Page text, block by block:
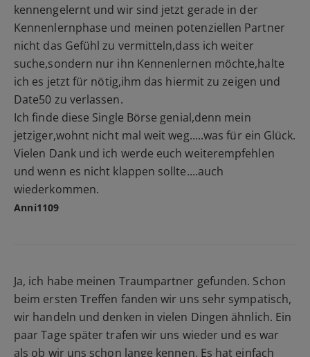
kennengelernt und wir sind jetzt gerade in der
Kennenlernphase und meinen potenziellen Partner
nicht das Gefühl zu vermitteln,dass ich weiter
suche,sondern nur ihn Kennenlernen möchte,halte
ich es jetzt für nötig,ihm das hiermit zu zeigen und
Date50 zu verlassen.
Ich finde diese Single Börse genial,denn mein
jetziger,wohnt nicht mal weit weg.....was für ein Glück.
Vielen Dank und ich werde euch weiterempfehlen
und wenn es nicht klappen sollte....auch
wiederkommen.
Anni1109
Ja, ich habe meinen Traumpartner gefunden. Schon
beim ersten Treffen fanden wir uns sehr sympatisch,
wir handeln und denken in vielen Dingen ähnlich. Ein
paar Tage später trafen wir uns wieder und es war
als ob wir uns schon lange kennen. Es hat einfach